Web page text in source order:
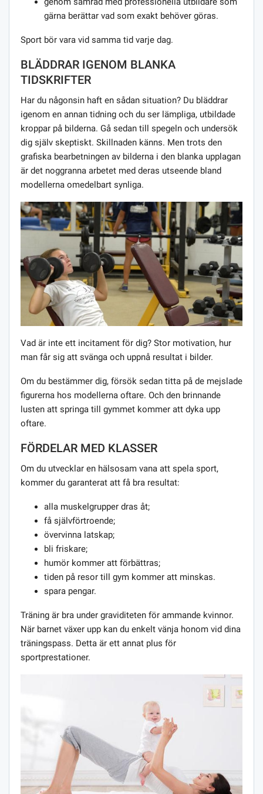
gärna berättar vad som exakt behöver göras.
Sport bör vara vid samma tid varje dag.
BLÄDDRAR IGENOM BLANKA
TIDSKRIFTER
Har du någonsin haft en sådan situation? Du bläddrar
igenom en annan tidning och du ser lämpliga, utbildade
kroppar på bilderna. Gå sedan till spegeln och undersök
dig själv skeptiskt. Skillnaden känns. Men trots den
grafiska bearbetningen av bilderna i den blanka upplagan
är det noggranna arbetet med deras utseende bland
modellerna omedelbart synliga.
Vad är inte ett incitament för dig? Stor motivation, hur
man får sig att svänga och uppnå resultat i bilder.
Om du bestämmer dig, försök sedan titta på de mejslade
figurerna hos modellerna oftare. Och den brinnande
lusten att springa till gymmet kommer att dyka upp
oftare.
FÖRDELAR MED KLASSER
Om du utvecklar en hälsosam vana att spela sport,
kommer du garanterat att få bra resultat:
alla muskelgrupper dras åt;
få självförtroende;
övervinna latskap;
bli friskare;
humör kommer att förbättras;
tiden på resor till gym kommer att minskas.
spara pengar.
Träning är bra under graviditeten för ammande kvinnor.
När barnet växer upp kan du enkelt vänja honom vid dina
träningspass. Detta är ett annat plus för
sportprestationer.